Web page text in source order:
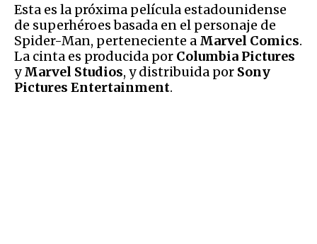
Esta es la próxima película estadounidense
de superhéroes basada en el personaje de
Spider-Man, perteneciente a Marvel Comics.
La cinta es producida por Columbia Pictures
yMarvel Studios, y distribuida por Sony
Pictures Entertainment.